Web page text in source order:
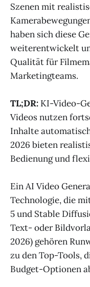
Szenen mit
haben sich diese
weiterentwickelt
Qualität für
Marketingteams.
TL;DR: KI-Video-
Videos nutzen
Inhalte
2026 bieten
Bedienung und
Ein AI Video
Technologie, die
5 und Stable
Text- oder
2026) gehören
zu den Top-Tools,
Budget-Optionen